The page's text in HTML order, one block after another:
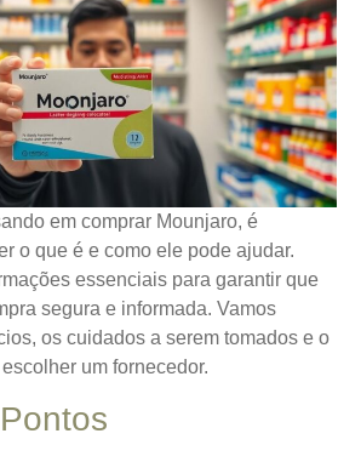
em comprar Mounjaro, é
o que é e como ele pode ajudar.
essenciais para garantir que
segura e informada. Vamos
os cuidados a serem tomados e o
um fornecedor.